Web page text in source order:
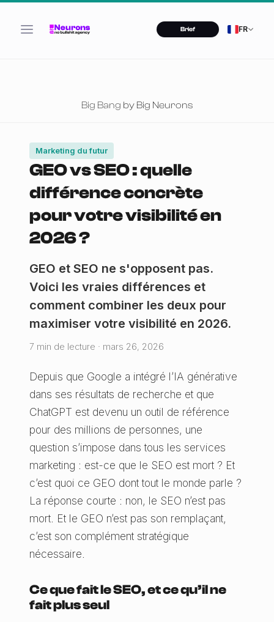
Brief FR
Big Bang by Big Neurons
Marketing du futur
GEO vs SEO : quelle
différence concrète
pour votre visibilité en
2026 ?
GEO et SEO ne s'opposent pas.
Voici les vraies différences et
comment combiner les deux pour
maximiser votre visibilité en 2026.
7 min de lecture · mars 26, 2026
Depuis que Google a intégré l’IA générative
dans ses résultats de recherche et que
ChatGPT est devenu un outil de référence
pour des millions de personnes, une
question s’impose dans tous les services
marketing : est-ce que le SEO est mort ? Et
c’est quoi ce GEO dont tout le monde parle ?
La réponse courte : non, le SEO n’est pas
mort. Et le GEO n’est pas son remplaçant,
c’est son complément stratégique
nécessaire.
Ce que fait le SEO, et ce qu’il ne
fait plus seul